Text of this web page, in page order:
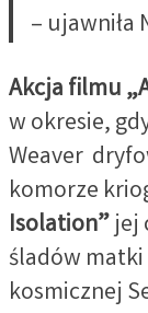
– ujawniła
Akcja filmu
w okresie,
Weaver
komorze
Isolation”jej
śladów matki
kosmicznej